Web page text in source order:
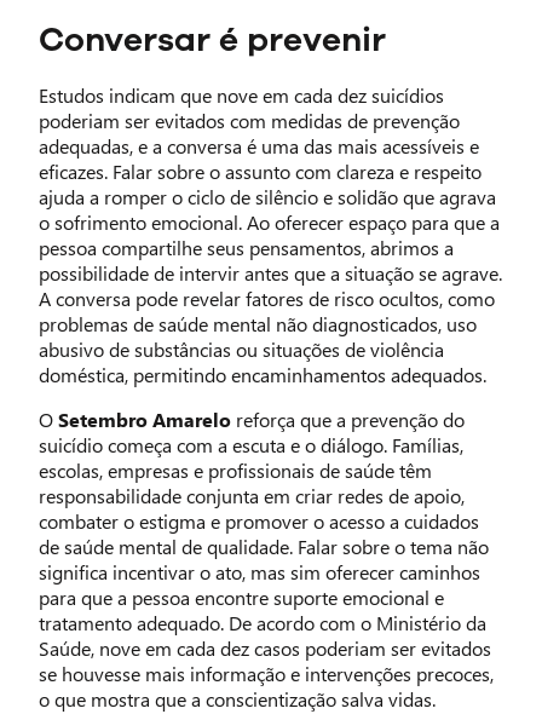
Conversar é prevenir
Estudos indicam que nove em cada dez suicídios
poderiam ser evitados com medidas de prevenção
adequadas, e a conversa é uma das mais acessíveis e
eficazes. Falar sobre o assunto com clareza e respeito
ajuda a romper o ciclo de silêncio e solidão que agrava
o sofrimento emocional. Ao oferecer espaço para que a
pessoa compartilhe seus pensamentos, abrimos a
possibilidade de intervir antes que a situação se agrave.
A conversa pode revelar fatores de risco ocultos, como
problemas de saúde mental não diagnosticados, uso
abusivo de substâncias ou situações de violência
doméstica, permitindo encaminhamentos adequados.
OSetembro Amarelo reforça que a prevenção do
suicídio começa com a escuta e o diálogo. Famílias,
escolas, empresas e profissionais de saúde têm
responsabilidade conjunta em criar redes de apoio,
combater o estigma e promover o acesso a cuidados
de saúde mental de qualidade. Falar sobre o tema não
significa incentivar o ato, mas sim oferecer caminhos
para que a pessoa encontre suporte emocional e
tratamento adequado. De acordo com o Ministério da
Saúde, nove em cada dez casos poderiam ser evitados
se houvesse mais informação e intervenções precoces,
o que mostra que a conscientização salva vidas.